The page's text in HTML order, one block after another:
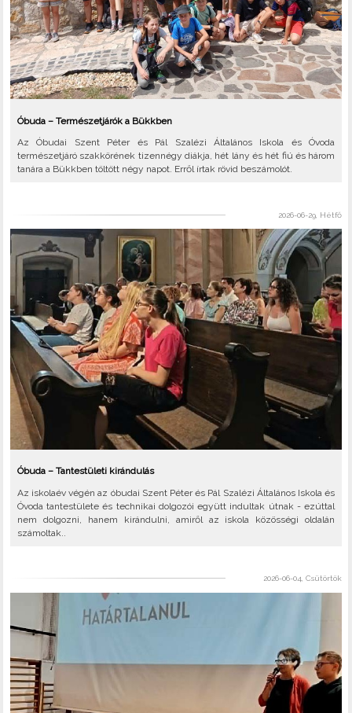
Óbuda – Természetjárók a Bükkben
Az Óbudai Szent Péter és Pál Szalézi Általános Iskola és Óvoda
természetjáró szakkörének tizennégy diákja, hét lány és hét fiú és három
tanára a Bükkben töltött négy napot. Erről írtak rövid beszámolót.
2026-06-29, Hétfő
Óbuda – Tantestületi kirándulás
Az iskolaév végén az óbudai Szent Péter és Pál Szalézi Általános Iskola és
Óvoda tantestülete és technikai dolgozói együtt indultak útnak - ezúttal
nem dolgozni, hanem kirándulni, amiről az iskola közösségi oldalán
számoltak..
2026-06-04, Csütörtök